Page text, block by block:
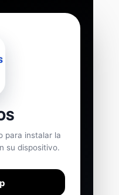
para instalar la
su dispositivo.